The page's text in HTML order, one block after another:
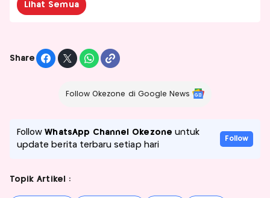
Lihat Semua
Share
Follow Okezone di Google News
FollowWhatsApp Channel Okezone untuk
update berita terbaru setiap hari
Follow
Topik Artikel :